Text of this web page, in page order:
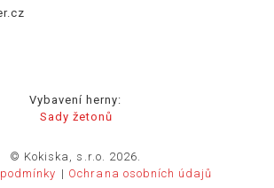
Vybavení herny:
Sady žetonů
© Kokiska, s.r.o. 2026.
Ochrana osobních údajů